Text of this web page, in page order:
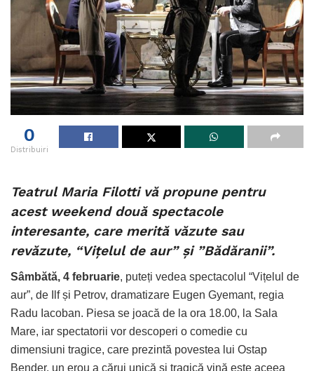
0
Distribuiri
Teatrul Maria Filotti vă propune pentru
acest weekend două spectacole
interesante, care merită văzute sau
revăzute, “Vițelul de aur” și ”Bădăranii”.
Sâmbătă, 4 februarie, puteți vedea spectacolul “Vițelul de
aur”, de Ilf și Petrov, dramatizare Eugen Gyemant, regia
Radu Iacoban. Piesa se joacă de la ora 18.00, la Sala
Mare, iar spectatorii vor descoperi o comedie cu
dimensiuni tragice, care prezintă povestea lui Ostap
Bender, un erou a cărui unică și tragică vină este aceea